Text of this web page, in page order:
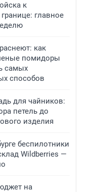
к
главное
как
помидоры
самых
способов
для чайников:
петель до
изделия
беспилотники
Wildberries —
на